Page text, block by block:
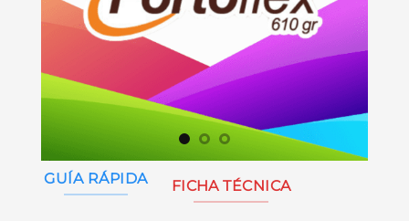
GUÍA RÁPIDA FICHA TÉCNICA